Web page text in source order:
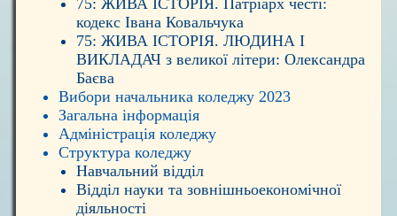
75: ЖИВА ІСТОРІЯ. Патріарх честі:
кодекс Івана Ковальчука
75: ЖИВА ІСТОРІЯ. ЛЮДИНА І
ВИКЛАДАЧ з великої літери: Олександра
Баєва
Вибори начальника коледжу 2023
Загальна інформація
Адміністрація коледжу
Структура коледжу
Навчальний відділ
Відділ науки та зовнішньоекономічної
діяльності